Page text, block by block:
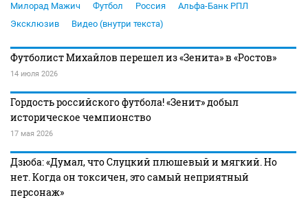
Милорад Мажич
Футбол Россия
Альфа-Банк РПЛ
Эксклюзив
Видео (внутри текста)
Футболист Михайлов перешел из «Зенита» в «Ростов»
14 июля 2026
Гордость российского футбола! «Зенит» добыл
историческое чемпионство
17 мая 2026
Дзюба: «Думал, что Слуцкий плюшевый и мягкий. Но
нет. Когда он токсичен, это самый неприятный
персонаж»